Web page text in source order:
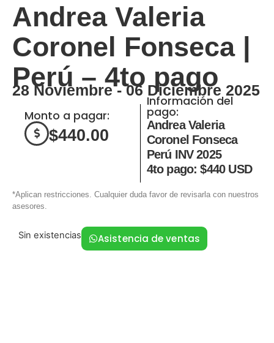
Andrea Valeria
Coronel Fonseca |
Perú – 4to pago
28 Noviembre - 06 Diciembre 2025
Monto a pagar:
$440.00
Información del
pago:
Andrea Valeria
Coronel Fonseca
Perú INV 2025
4to pago: $440 USD
*Aplican restricciones. Cualquier duda favor de revisarla con nuestros
asesores.
Sin existencias Asistencia de ventas